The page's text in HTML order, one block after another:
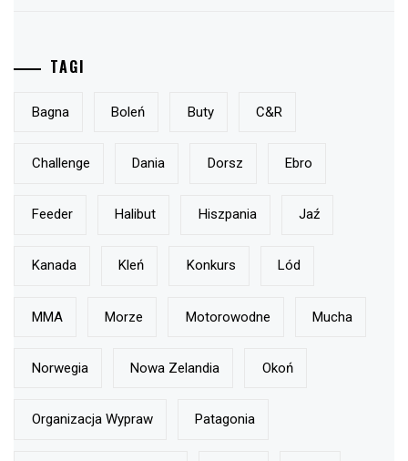
TAGI
Bagna Boleń Buty C&r
Challenge Dania Dorsz Ebro
Feeder Halibut Hiszpania Jaź
Kanada Kleń Konkurs Lód
MMA Morze Motorowodne Mucha
Norwegia Nowa Zelandia Okoń
Organizacja Wypraw Patagonia